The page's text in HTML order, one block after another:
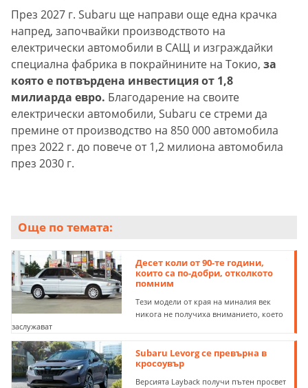
През 2027 г. Subaru ще направи още една крачка
напред, започвайки производството на
електрически автомобили в САЩ и изграждайки
специална фабрика в покрайнините на Токио, за
която е потвърдена инвестиция от 1,8
милиарда евро. Благодарение на своите
електрически автомобили, Subaru се стреми да
премине от производство на 850 000 автомобила
през 2022 г. до повече от 1,2 милиона автомобила
през 2030 г.
Още по темата:
Десет коли от 90-те години,
които са по-добри, отколкото
помним
Тези модели от края на миналия век
никога не получиха вниманието, което
заслужават
Subaru Levorg се превърна в
кросоувър
Версията Layback получи пътен просвет